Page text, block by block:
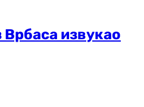
извукао